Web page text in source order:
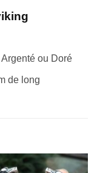
ou Doré
de long